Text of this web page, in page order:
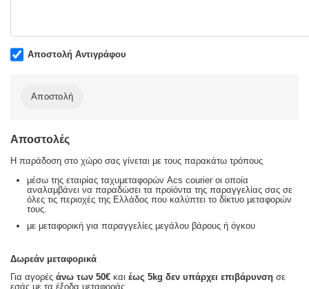
Αποστολή Αντιγράφου
Αποστολή
Αποστολές
Η παράδοση στο χώρο σας γίνεται με τους παρακάτω τρόπους
μέσω της εταιρίας ταχυμεταφορών Acs courier οι οποία
αναλαμβάνει να παραδώσει τα προϊόντα της παραγγελίας σας σε
όλες τις περιοχές της Ελλάδος που καλύπτει το δίκτυο μεταφορών
τους.
με μεταφορική για παραγγελίες μεγάλου βάρους ή όγκου
Δωρεάν μεταφορικά
Για αγορέςάνω των 50€ καιέως 5kg δεν υπάρχει επιβάρυνση σε
εσάς με τα έξοδα μεταφοράς.